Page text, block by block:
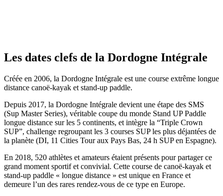
Les dates clefs de la Dordogne Intégrale
Créée en 2006, la Dordogne Intégrale est une course extrême longue
distance canoë-kayak et stand-up paddle.
Depuis 2017, la Dordogne Intégrale devient une étape des SMS
(Sup Master Series), véritable coupe du monde Stand UP Paddle
longue distance sur les 5 continents, et intègre la “Triple Crown
SUP”, challenge regroupant les 3 courses SUP les plus déjantées de
la planète (DI, 11 Cities Tour aux Pays Bas, 24 h SUP en Espagne).
En 2018, 520 athlètes et amateurs étaient présents pour partager ce
grand moment sportif et convivial. Cette course de canoë-kayak et
stand-up paddle « longue distance » est unique en France et
demeure l’un des rares rendez-vous de ce type en Europe.